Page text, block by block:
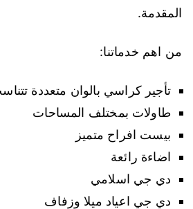
المقدمة.
من اهم خدماتنا:
تأجير كراسي بالوان متعددة
طاولات بمختلف المساحات
بيست افراح متميز
اضاءة رائعة
دي جي اسلامي
دي جي اعياد ميلا وزفاف